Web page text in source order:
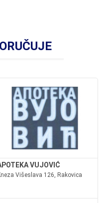
VUJOVIĆ
Višeslava 126, Rakovica